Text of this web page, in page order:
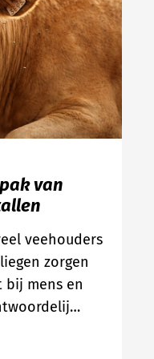
van
veehouders
zorgen
mens en